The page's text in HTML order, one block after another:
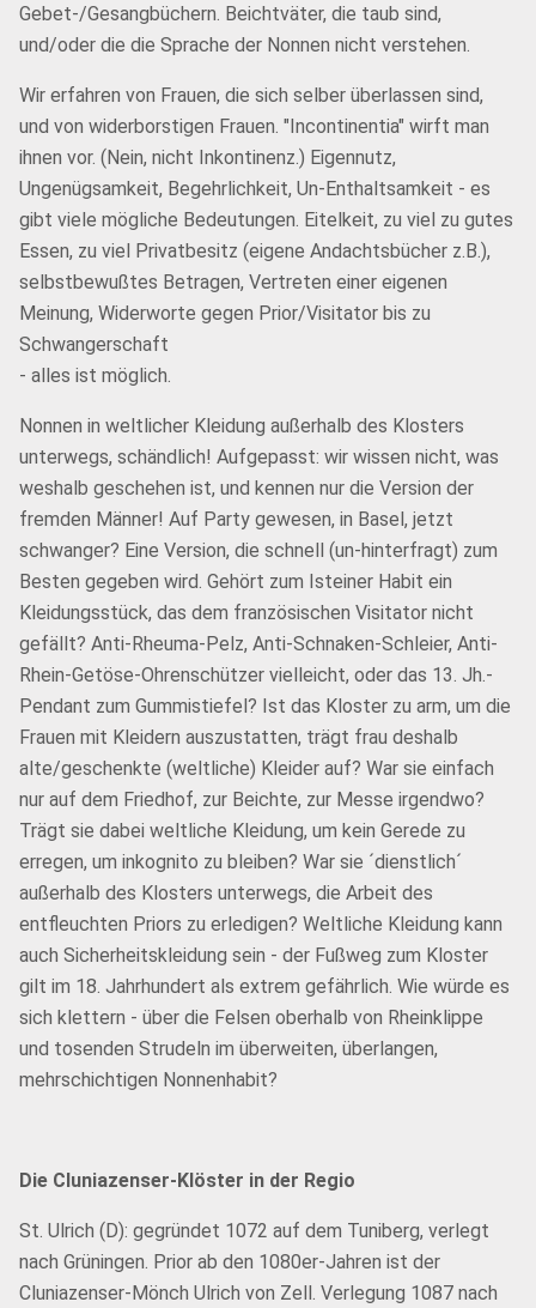
Gebet-/Gesangbüchern. Beichtväter, die taub sind,
und/oder die die Sprache der Nonnen nicht verstehen.
Wir erfahren von Frauen, die sich selber überlassen sind,
und von widerborstigen Frauen. "Incontinentia" wirft man
ihnen vor. (Nein, nicht Inkontinenz.) Eigennutz,
Ungenügsamkeit, Begehrlichkeit, Un-Enthaltsamkeit - es
gibt viele mögliche Bedeutungen. Eitelkeit, zu viel zu gutes
Essen, zu viel Privatbesitz (eigene Andachtsbücher z.B.),
selbstbewußtes Betragen, Vertreten einer eigenen
Meinung, Widerworte gegen Prior/Visitator bis zu
Schwangerschaft
- alles ist möglich.
Nonnen in weltlicher Kleidung außerhalb des Klosters
unterwegs, schändlich! Aufgepasst: wir wissen nicht, was
weshalb geschehen ist, und kennen nur die Version der
fremden Männer! Auf Party gewesen, in Basel, jetzt
schwanger? Eine Version, die schnell (un-hinterfragt) zum
Besten gegeben wird. Gehört zum Isteiner Habit ein
Kleidungsstück, das dem französischen Visitator nicht
gefällt? Anti-Rheuma-Pelz, Anti-Schnaken-Schleier, Anti-
Rhein-Getöse-Ohrenschützer vielleicht, oder das 13. Jh.-
Pendant zum Gummistiefel? Ist das Kloster zu arm, um die
Frauen mit Kleidern auszustatten, trägt frau deshalb
alte/geschenkte (weltliche) Kleider auf? War sie einfach
nur auf dem Friedhof, zur Beichte, zur Messe irgendwo?
Trägt sie dabei weltliche Kleidung, um kein Gerede zu
erregen, um inkognito zu bleiben? War sie ´dienstlich´
außerhalb des Klosters unterwegs, die Arbeit des
entfleuchten Priors zu erledigen? Weltliche Kleidung kann
auch Sicherheitskleidung sein - der Fußweg zum Kloster
gilt im 18. Jahrhundert als extrem gefährlich. Wie würde es
sich klettern - über die Felsen oberhalb von Rheinklippe
und tosenden Strudeln im überweiten, überlangen,
mehrschichtigen Nonnenhabit?
Die Cluniazenser-Klöster in der Regio
St. Ulrich (D): gegründet 1072 auf dem Tuniberg, verlegt
nach Grüningen. Prior ab den 1080er-Jahren ist der
Cluniazenser-Mönch Ulrich von Zell. Verlegung 1087 nach